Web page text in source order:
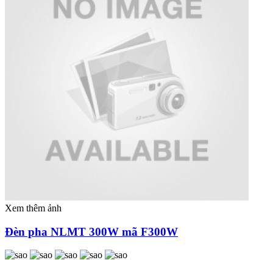
Xem thêm ảnh
Đèn pha NLMT 300W mã F300W